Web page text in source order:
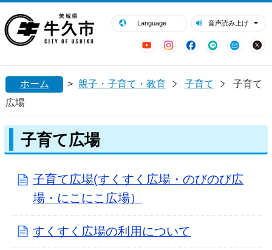
Language 音声読み上げ
YouTubeInstagram
Facebook
LINE Mail
閉じる
ホーム > 親子・子育て・教育 子育て
子育て
広場
子育て広場
子育て広場(すくすく広場・のびのび広
場・にこにこ広場）
すくすく広場の利用について